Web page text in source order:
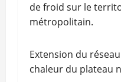
de froid sur le
métropolitain.
Extension du
chaleur du plateau